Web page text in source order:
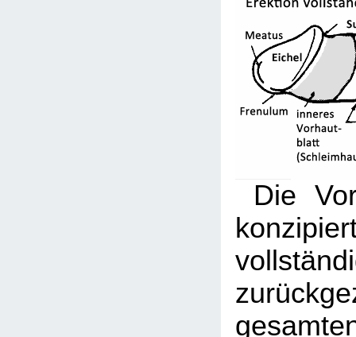
Die